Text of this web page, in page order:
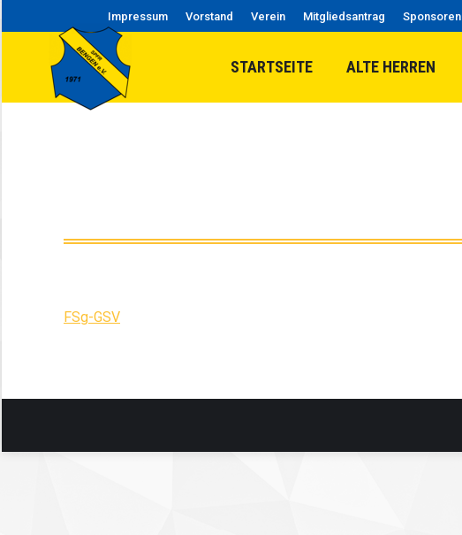
Impressum Vorstand Verein Mitgliedsantrag Sponsoren
STARTSEITE ALTE HERREN
FSg-GSV